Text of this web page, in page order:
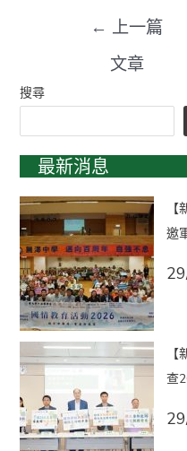
← 上一篇
文章
搜尋
最新消息
邀
查